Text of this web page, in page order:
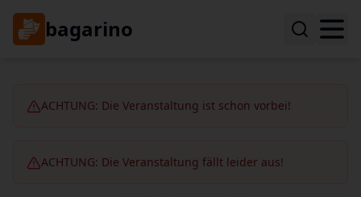
bagarino
ACHTUNG: Die Veranstaltung ist schon vorbei!
ACHTUNG: Die Veranstaltung fällt leider aus!